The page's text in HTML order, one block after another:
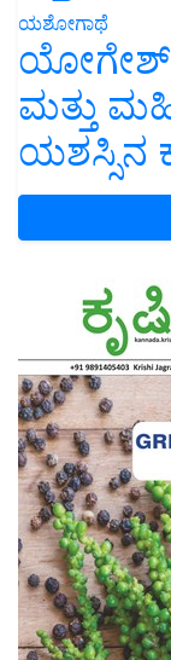
ಯಶೋಗಾಥೆ
ಯೋಗೇಶ್
ಮತ್ತು
ಯಶಸ್ಸಿನ